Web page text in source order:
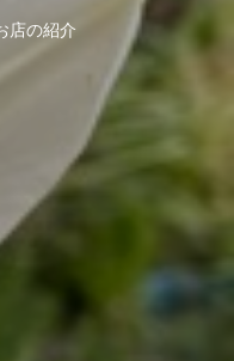
店の紹介